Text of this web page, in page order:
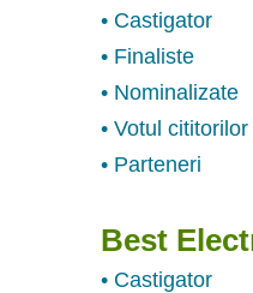
• Castigator
• Finaliste
• Nominalizate
• Votul cititorilor
• Parteneri
Best
• Castigator